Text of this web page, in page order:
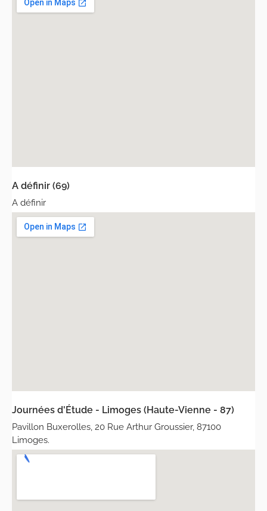
A définir (69)
A définir
Journées d'Étude - Limoges (Haute-Vienne - 87)
Pavillon Buxerolles, 20 Rue Arthur Groussier, 87100
Limoges.